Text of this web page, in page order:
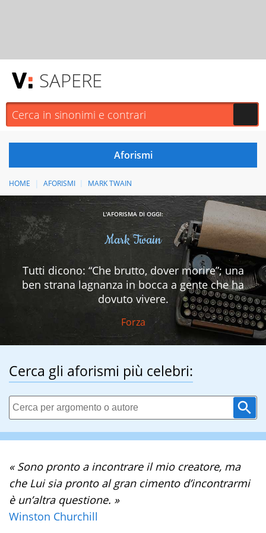
SAPERE
HOME AFORISMI MARK TWAIN
L'AFORISMA DI OGGI:
Mark Twain
Tutti dicono: “Che brutto, dover morire”; una
ben strana lagnanza in bocca a gente che ha
dovuto vivere.
Forza
Cerca gli aforismi più celebri:
« Sono pronto a incontrare il mio creatore, ma
che Lui sia pronto al gran cimento d’incontrarmi
è un’altra questione. »
Winston Churchill